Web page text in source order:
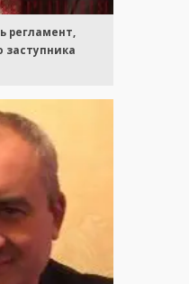
регламент,
заступника